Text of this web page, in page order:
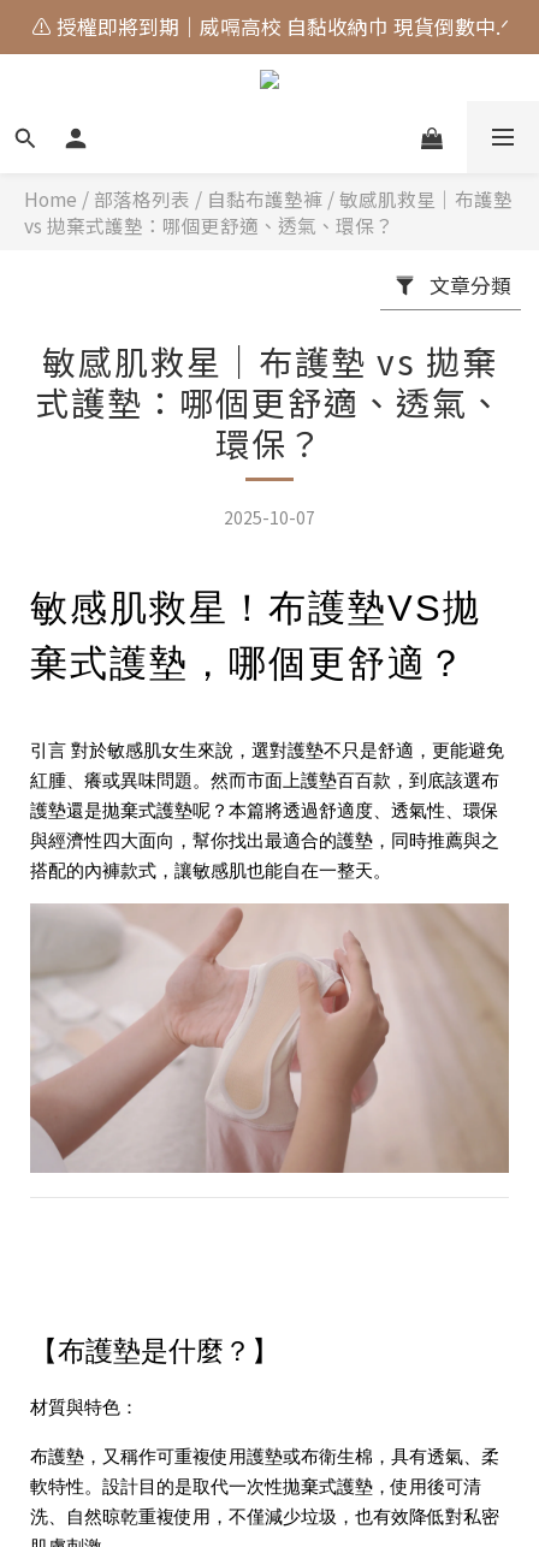
🎀 蝴蝶結貓貓的大人系日常 新上市⋆˚𝜗𝜚˚⋆
🎀 蝴蝶結貓貓的大人系日常 新上市⋆˚𝜗𝜚˚⋆
Home / 部落格列表 / 自黏布護墊褲 /敏感肌救星｜布護墊
vs 拋棄式護墊：哪個更舒適、透氣、環保？
文章分類
敏感肌救星｜布護墊 vs 拋棄
式護墊：哪個更舒適、透氣、
環保？
2025-10-07
敏感肌救星！布護墊VS拋
棄式護墊，哪個更舒適？
引言 對於敏感肌女生來說，選對護墊不只是舒適，更能避免
紅腫、癢或異味問題。然而市面上護墊百百款，到底該選布
護墊還是拋棄式護墊呢？本篇將透過舒適度、透氣性、環保
與經濟性四大面向，幫你找出最適合的護墊，同時推薦與之
搭配的內褲款式，讓敏感肌也能自在一整天。
【布護墊是什麼？】
材質與特色：
布護墊，又稱作可重複使用護墊或布衛生棉，具有透氣、柔
軟特性。設計目的是取代一次性拋棄式護墊，使用後可清
洗、自然晾乾重複使用，不僅減少垃圾，也有效降低對私密